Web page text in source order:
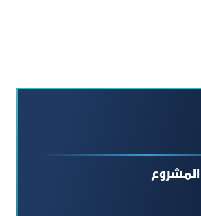
المشروع